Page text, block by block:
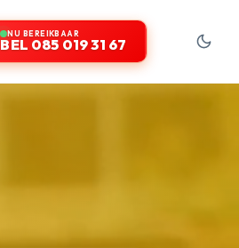
NU BEREIKBAAR
BEL 085 019 31 67